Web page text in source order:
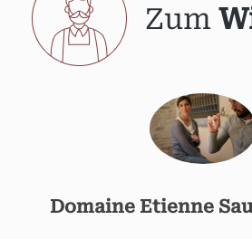
Zum
Domaine Etienne